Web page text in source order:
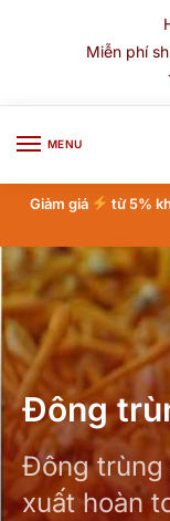
Miễn phí
MENU
Giảm giá
từ 5%
Đông
Đông trùng
xuất hoàn